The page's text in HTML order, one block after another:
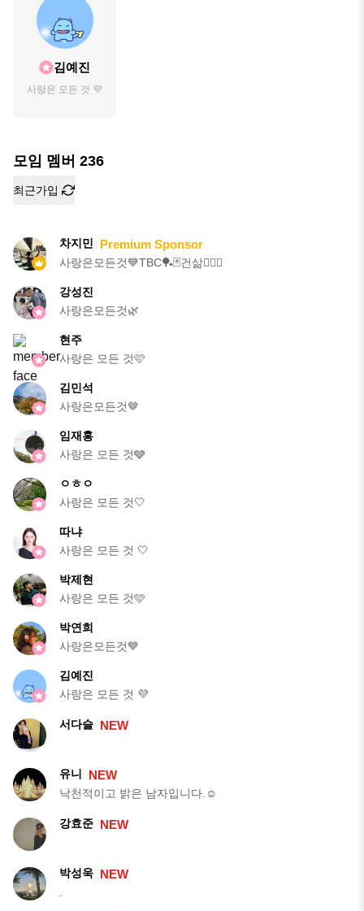
김예진
사랑은 모든 것 💜
모임 멤버 236
최근가입
차지민 Premium Sponsor
사랑은모든것💙TBC🏓🃏건삶🏃🏻‍♂️
강성진
사랑은모든것🌿
현주
사랑은 모든 것🩷
김민석
사랑은모든것🤎
임재홍
사랑은 모든 것🩶
ㅇㅎㅇ
사랑은 모든 것🤍
따냐
사랑은 모든 것 🤍
박제현
사랑은 모든 것🩵
박연희
사랑은모든것💙
김예진
사랑은 모든 것 💜
서다슬 NEW
유니 NEW
낙천적이고 밝은 남자입니다.☺️
강효준 NEW
박성욱 NEW